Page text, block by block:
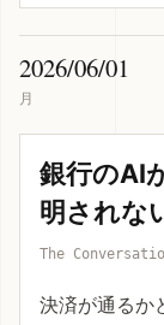
2026/06/01
月
銀行のAI
明されな
The
決済が通るか